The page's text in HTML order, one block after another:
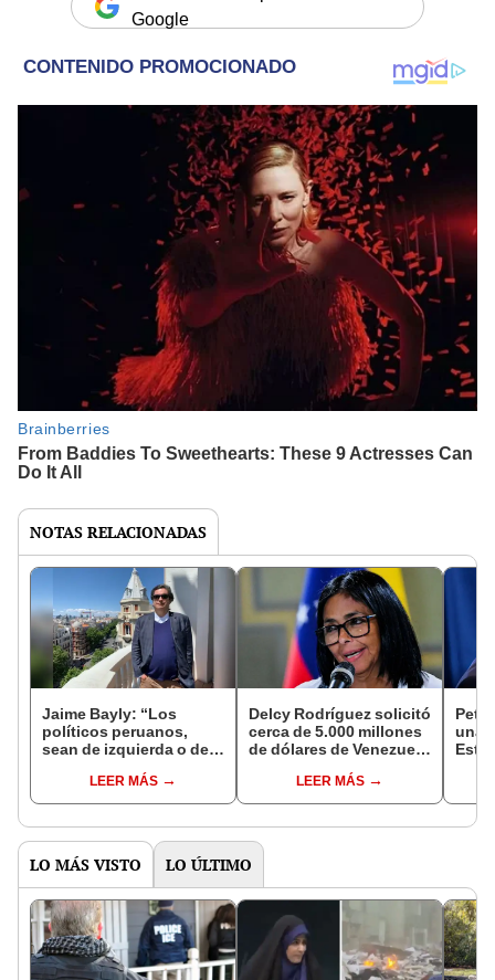
Google
NOTAS RELACIONADAS
Jaime Bayly: “Los
políticos peruanos,
sean de izquierda o de
encuentran la manera
de decepcionarte”
LEER MÁS
Delcy Rodríguez solicitó
cerca de 5.000 millones
de dólares de Venezuela
Monetario Internacional
LEER MÁS
una
LO MÁS VISTO LO ÚLTIMO